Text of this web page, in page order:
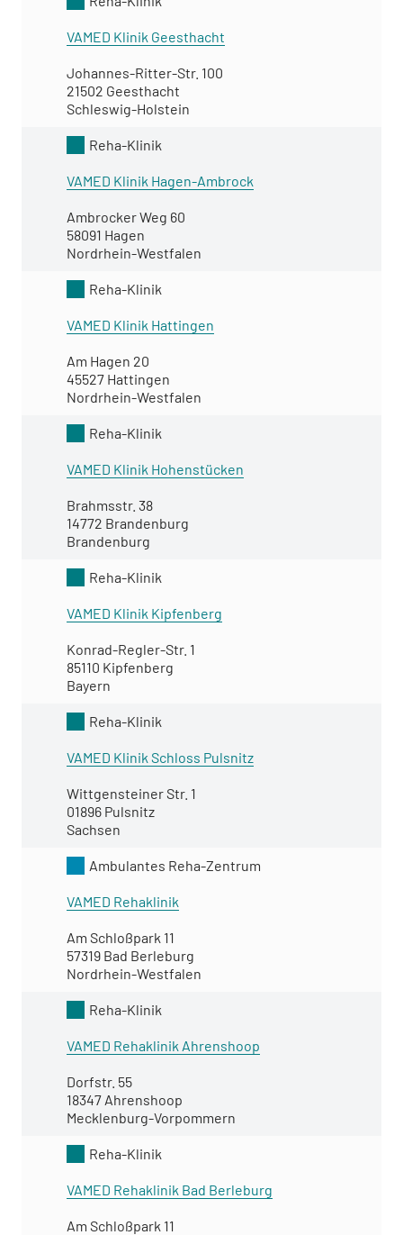
VAMED Klinik Geesthacht
Johannes-Ritter-Str. 100
21502 Geesthacht
Schleswig-Holstein
Reha-Klinik
VAMED Klinik Hagen-Ambrock
Ambrocker Weg 60
58091 Hagen
Nordrhein-Westfalen
Reha-Klinik
VAMED Klinik Hattingen
Am Hagen 20
45527 Hattingen
Nordrhein-Westfalen
Reha-Klinik
VAMED Klinik Hohenstücken
Brahmsstr. 38
14772 Brandenburg
Brandenburg
Reha-Klinik
VAMED Klinik Kipfenberg
Konrad-Regler-Str. 1
85110 Kipfenberg
Bayern
Reha-Klinik
VAMED Klinik Schloss Pulsnitz
Wittgensteiner Str. 1
01896 Pulsnitz
Sachsen
Ambulantes Reha-Zentrum
VAMED Rehaklinik
Am Schloßpark 11
57319 Bad Berleburg
Nordrhein-Westfalen
Reha-Klinik
VAMED Rehaklinik Ahrenshoop
Dorfstr. 55
18347 Ahrenshoop
Mecklenburg-Vorpommern
Reha-Klinik
VAMED Rehaklinik Bad Berleburg
Am Schloßpark 11